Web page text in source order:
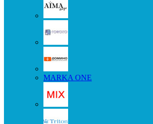
MARKA ONE